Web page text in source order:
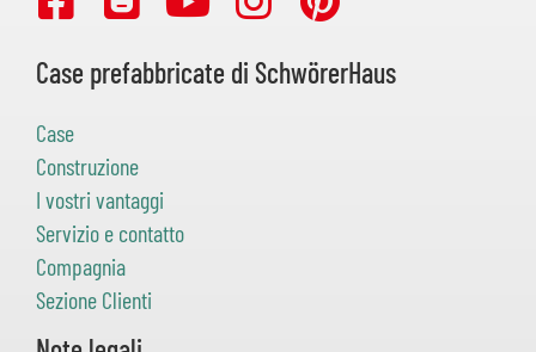
Case prefabbricate di SchwörerHaus
Case
Construzione
I vostri vantaggi
Servizio e contatto
Compagnia
Sezione Clienti